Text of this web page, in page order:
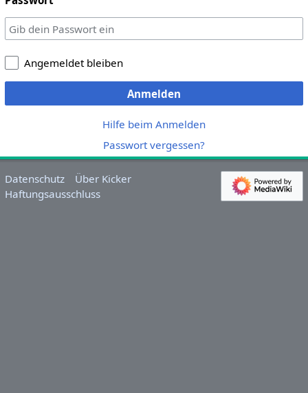
Angemeldet bleiben
Anmelden
Hilfe beim Anmelden
Passwort vergessen?
Datenschutz
Über Kicker
Haftungsausschluss